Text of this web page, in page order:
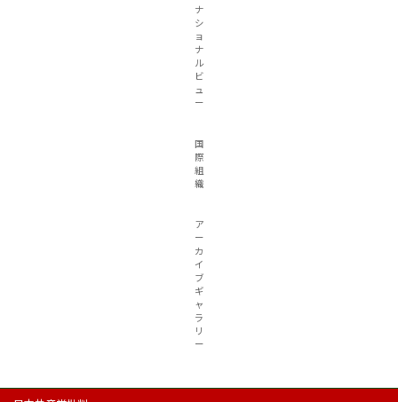
ナ
シ
ョ
ナ
ル
ビ
ュ
ー
国
際
組
織
ア
ー
カ
イ
ブ
ギ
ャ
ラ
リ
ー